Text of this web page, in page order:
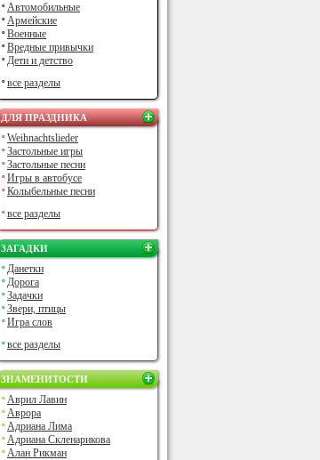
Автомобильные
Армейские
Военные
Вредные привычки
Дети и детство
все разделы
ДЛЯ ПРАЗДНИКА
Weihnachtslieder
Застольные игры
Застольные песни
Игры в автобусе
Колыбельные песни
все разделы
ЗАГАДКИ
Данетки
Дорога
Задачки
Звери, птицы
Игра слов
все разделы
ЗНАМЕНИТОСТИ
Аврил Лавин
Аврора
Адриана Лима
Адриана Скленарикова
Алан Рикман